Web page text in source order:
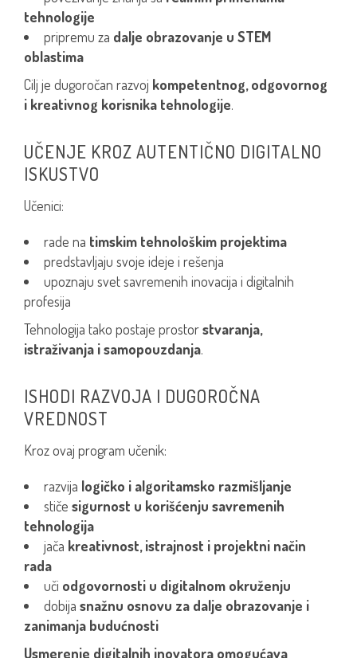
tehnologije
pripremu za dalje obrazovanje u STEM
oblastima
Cilj je dugoročan razvoj kompetentnog, odgovornog
i kreativnog korisnika tehnologije.
UČENJE KROZ AUTENTIČNO DIGITALNO
ISKUSTVO
Učenici:
rade na timskim tehnološkim projektima
predstavljaju svoje ideje i rešenja
upoznaju svet savremenih inovacija i digitalnih
profesija
Tehnologija tako postaje prostorstvaranja,
istraživanja i samopouzdanja.
ISHODI RAZVOJA I DUGOROČNA
VREDNOST
Kroz ovaj program učenik:
razvija logičko i algoritamsko razmišljanje
stiče sigurnost u korišćenju savremenih
tehnologija
jača kreativnost, istrajnost i projektni način
rada
uči odgovornosti u digitalnom okruženju
dobija snažnu osnovu za dalje obrazovanje i
zanimanja budućnosti
Usmerenje digitalnih inovatora omogućava